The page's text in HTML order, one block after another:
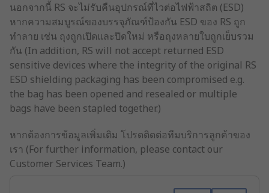
นอกจากนี้ RS จะไม่รับคืนอุปกรณ์ที่ไวต่อไฟฟ้าสถิต (ESD)
หากความสมบูรณ์ของบรรจุภัณฑ์ป้องกัน ESD ของ RS ถูก
ทำลาย เช่น ถุงถูกเปิดและปิดใหม่ หรือถุงหลายใบถูกเย็บรวม
กัน (In addition, RS will not accept returned ESD
sensitive devices where the integrity of the original RS
ESD shielding packaging has been compromised e.g.
the bag has been opened and resealed or multiple
bags have been stapled together.)
หากต้องการข้อมูลเพิ่มเติม โปรดติดต่อทีมบริการลูกค้าของ
เรา (For further information, please contact our
Customer Services Team.)